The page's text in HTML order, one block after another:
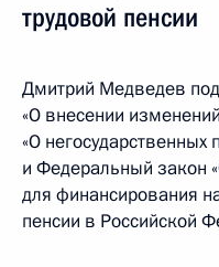
трудовой пенсии
Дмитрий Медведев
«О внесении
«О негосударственных
и Федеральный закон
для финансирования
пенсии в Российской